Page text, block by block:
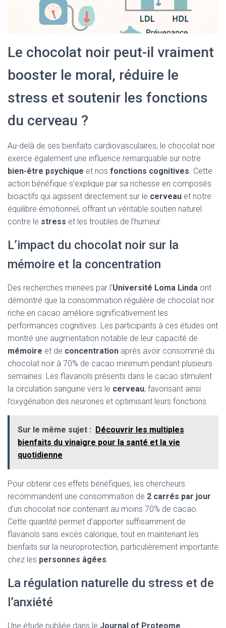
Le chocolat noir peut-il vraiment
booster le moral, réduire le
stress et soutenir les fonctions
du cerveau ?
Au-delà de ses bienfaits cardiovasculaires, le chocolat noir
exerce également une influence remarquable sur notre
bien-être psychique et nos fonctions cognitives. Cette
action bénéfique s’explique par sa richesse en composés
bioactifs qui agissent directement sur le cerveau et notre
équilibre émotionnel, offrant un véritable soutien naturel
contre le stress et les troubles de l’humeur.
L’impact du chocolat noir sur la
mémoire et la concentration
Des recherches menées par l’Université Loma Linda ont
démontré que la consommation régulière de chocolat noir
riche en cacao améliore significativement les
performances cognitives. Les participants à ces études ont
montré une augmentation notable de leur capacité de
mémoire et de concentration après avoir consommé du
chocolat noir à 70% de cacao minimum pendant plusieurs
semaines. Les flavanols présents dans le cacao stimulent
la circulation sanguine vers le cerveau, favorisant ainsi
l’oxygénation des neurones et optimisant leurs fonctions.
Sur le même sujet : Découvrir les multiples
bienfaits du vinaigre pour la santé et la vie
quotidienne
Pour obtenir ces effets bénéfiques, les chercheurs
recommandent une consommation de 2 carrés par jour
d’un chocolat noir contenant au moins 70% de cacao.
Cette quantité permet d’apporter suffisamment de
flavanols sans excès calorique, tout en maintenant les
bienfaits sur la neuroprotection, particulièrement importante
chez les personnes âgées.
La régulation naturelle du stress et de
l’anxiété
Une étude publiée dans le Journal of Proteome